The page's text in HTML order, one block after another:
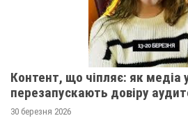
Контент, що чіпляє: як медіа
перезапускають довіру
30 березня 2026